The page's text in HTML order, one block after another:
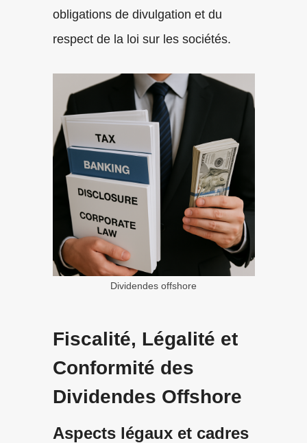
obligations de divulgation et du
respect de la loi sur les sociétés.
Dividendes offshore
Fiscalité, Légalité et
Conformité des
Dividendes Offshore
Aspects légaux et cadres